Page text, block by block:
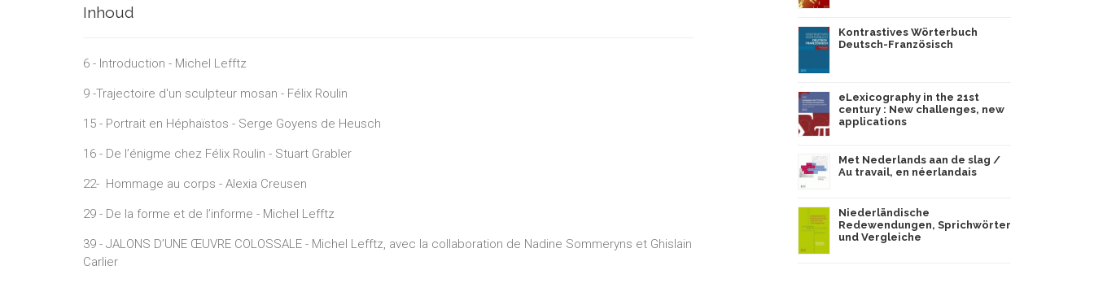
Inhoud
6 - Introduction - Michel Lefftz
9 -Trajectoire d'un sculpteur mosan - Félix Roulin
15 - Portrait en Héphaïstos - Serge Goyens de Heusch
16 - De l’énigme chez Félix Roulin - Stuart Grabler
22- Hommage au corps - Alexia Creusen
29 - De la forme et de l’informe - Michel Lefftz
39 - JALONS D’UNE ŒUVRE COLOSSALE - Michel Lefftz, avec la collaboration de Nadine Sommeryns et Ghislain
Carlier
Kontrastives Wörterbuch
Deutsch-Französisch
eLexicography in the 21st
century : New challenges, new
applications
Met Nederlands aan de slag /
Au travail, en néerlandais
Niederländische
Redewendungen, Sprichwörter
und Vergleiche